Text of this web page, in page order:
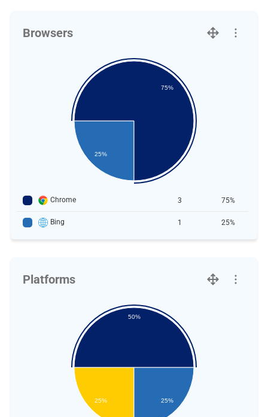
Browsers
25%
75%
Chrome 3 75%
Bing 1 25%
Platforms
25% 25%
50%